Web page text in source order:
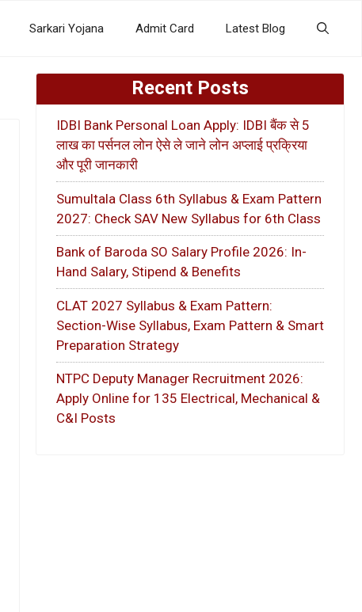
Sarkari Yojana Admit Card Latest Blog
Recent Posts
IDBI Bank Personal Loan Apply: IDBI बैंक से 5
लाख का पर्सनल लोन ऐसे ले जाने लोन अप्लाई प्रक्रिया
और पूरी जानकारी
Sumultala Class 6th Syllabus & Exam Pattern
2027: Check SAV New Syllabus for 6th Class
Bank of Baroda SO Salary Profile 2026: In-
Hand Salary, Stipend & Benefits
CLAT 2027 Syllabus & Exam Pattern:
Section-Wise Syllabus, Exam Pattern & Smart
Preparation Strategy
NTPC Deputy Manager Recruitment 2026:
Apply Online for 135 Electrical, Mechanical &
C&I Posts